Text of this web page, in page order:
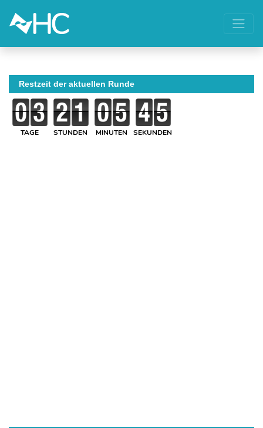
Restzeit der aktuellen Runde
TAGE STUNDEN MINUTEN SEKUNDEN